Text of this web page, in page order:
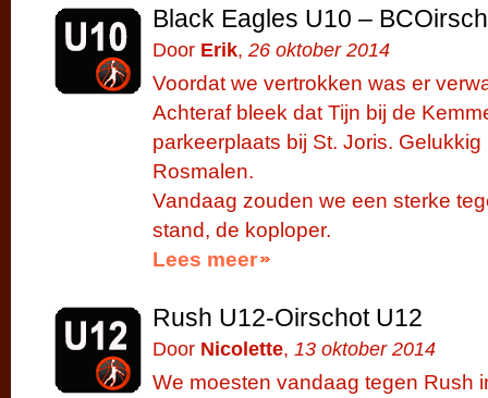
Black Eagles U10 –
Door Erik, 26 oktober 2014
Voordat we vertrokken was er
Achteraf bleek dat Tijn bij de
parkeerplaats bij St. Joris.
Rosmalen.
Vandaag zouden we een sterke
stand, de koploper.
Lees meer
Rush U12-Oirschot U12
Door Nicolette, 13 oktober 2014
We moesten vandaag tegen Rush